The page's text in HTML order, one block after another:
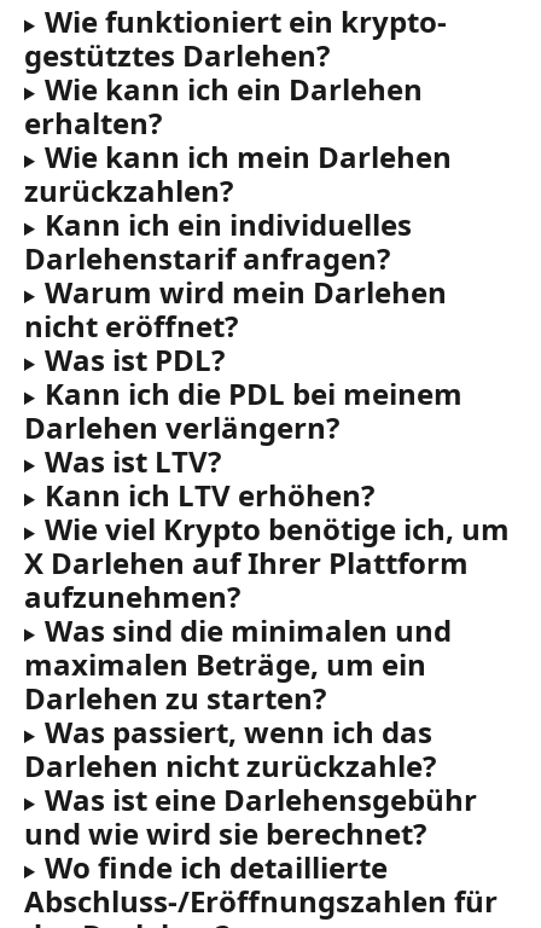
Wie funktioniert ein krypto-
gestütztes Darlehen?
Wie kann ich ein Darlehen
erhalten?
Wie kann ich mein Darlehen
zurückzahlen?
Kann ich ein individuelles
Darlehenstarif anfragen?
Warum wird mein Darlehen
nicht eröffnet?
Was ist PDL?
Kann ich die PDL bei meinem
Darlehen verlängern?
Was ist LTV?
Kann ich LTV erhöhen?
Wie viel Krypto benötige ich, um
X Darlehen auf Ihrer Plattform
aufzunehmen?
Was sind die minimalen und
maximalen Beträge, um ein
Darlehen zu starten?
Was passiert, wenn ich das
Darlehen nicht zurückzahle?
Was ist eine Darlehensgebühr
und wie wird sie berechnet?
Wo finde ich detaillierte
Abschluss-/Eröffnungszahlen für